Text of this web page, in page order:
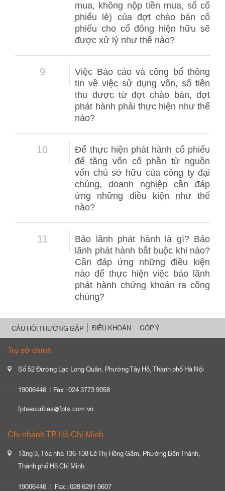
mua, không nộp tiền mua, số cổ
phiếu lẻ) của đợt chào bán cổ
phiếu cho cổ đông hiện hữu sẽ
được xử lý như thế nào?
9
Việc Báo cáo và công bố thông
tin về việc sử dụng vốn, số tiền
thu được từ đợt chào bán, đợt
phát hành phải thực hiện như thế
nào?
10
Để thực hiện phát hành cổ phiếu
để tăng vốn cổ phần từ nguồn
vốn chủ sở hữu của công ty đại
chúng, doanh nghiệp cần đáp
ứng những điều kiện như thế
nào?
11
Bảo lãnh phát hành là gì? Bảo
lãnh phát hành bắt buộc khi nào?
Cần đáp ứng những điều kiện
nào để thực hiện việc bảo lãnh
phát hành chứng khoán ra công
chúng?
CÂU HỎI THƯỜNG GẶP ĐIỀU KHOẢN GÓP Ý
Trụ sở chính
Số 52 Đường Lạc Long Quân, Phường Tây Hồ, Thành phố Hà Nội
19006446
Fax : 024 3773 9058
fptsecurities@fpts.com.vn
Chi nhánh TP. Hồ Chí Minh
Tầng 3, Tòa nhà 136-138 Lê Thị Hồng Gấm, Phường Bến Thành,
Thành phố Hồ Chí Minh
19006446
Fax : 028 6291 0607